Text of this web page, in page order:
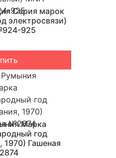
Серия марок
электросвязи)
925
Марка
год
1970) Гашеная